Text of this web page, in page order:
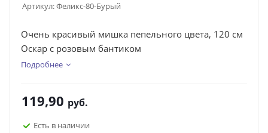
Артикул:Феликс-80-Бурый
Очень красивый мишка пепельного цвета, 120 см
Оскар с розовым бантиком
Подробнее
119,90 руб.
Есть в наличии